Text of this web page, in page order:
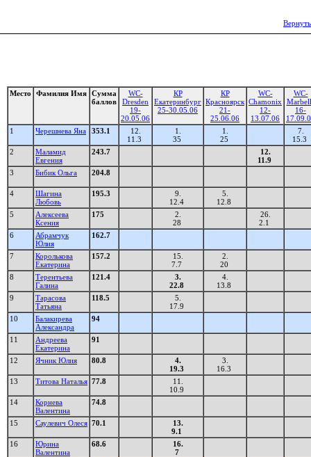
Место Фамилия Имя Сумма
баллов
WC-
Dresden
19-
20.05.06
КР
Екатеринбург
25-30.05.06
КР
Красноярск
21-
25.06.06
WC-
Chamonix
12-
13.07.06
WC-
16-
1
Черешнева Яна 353.1
12.
11.3
1.
35
1.
25
7.
15.3
2
Маламид
Евгения
243.7
12.
11.9
3
Бибик Ольга 204.8
4
Шагина
Любовь
195.3
9.
12.4
5.
12.8
5
Алексеева
Ксения
175
2.
28
26.
2.1
6
Абрамчук
Юлия
162.7
7
Королькова
Екатерина
157.2
15.
7.7
2.
20
8
Терентьева
Галина
121.4
3.
22.8
4.
13.8
9
Тарасова
Татьяна
118.5
5.
17.9
10
Балакирева
Александра
94
11
Андреева
Екатерина
91
12 Ячник Юлия 80.8
4.
19.3
3.
16.3
13
Титова Наталья 77.8
11.
10.9
14
Корнева
Валентина
74.8
15 Саулевич Олеся 70.1
13.
9.1
16
Юрина
Валентина
68.6
16.
7